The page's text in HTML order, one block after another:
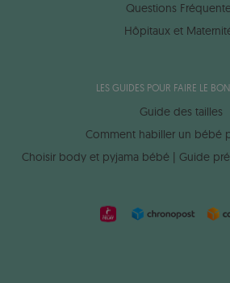
Questions
Hôpitaux et
LES GUIDES POUR FAIRE LE
Guide des tailles
Comment habiller un bébé
Choisir body et pyjama bébé | Guide